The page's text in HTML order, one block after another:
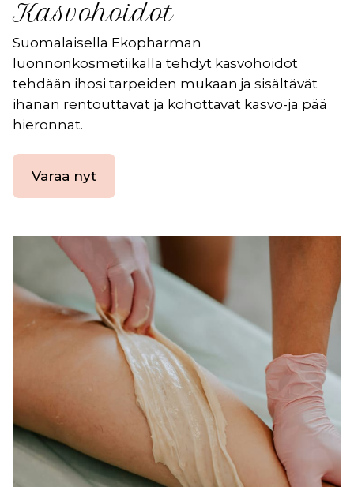
Kasvohoidot
Suomalaisella Ekopharman
luonnonkosmetiikalla tehdyt kasvohoidot
tehdään ihosi tarpeiden mukaan ja sisältävät
ihanan rentouttavat ja kohottavat kasvo-ja pää
hieronnat.
Varaa nyt